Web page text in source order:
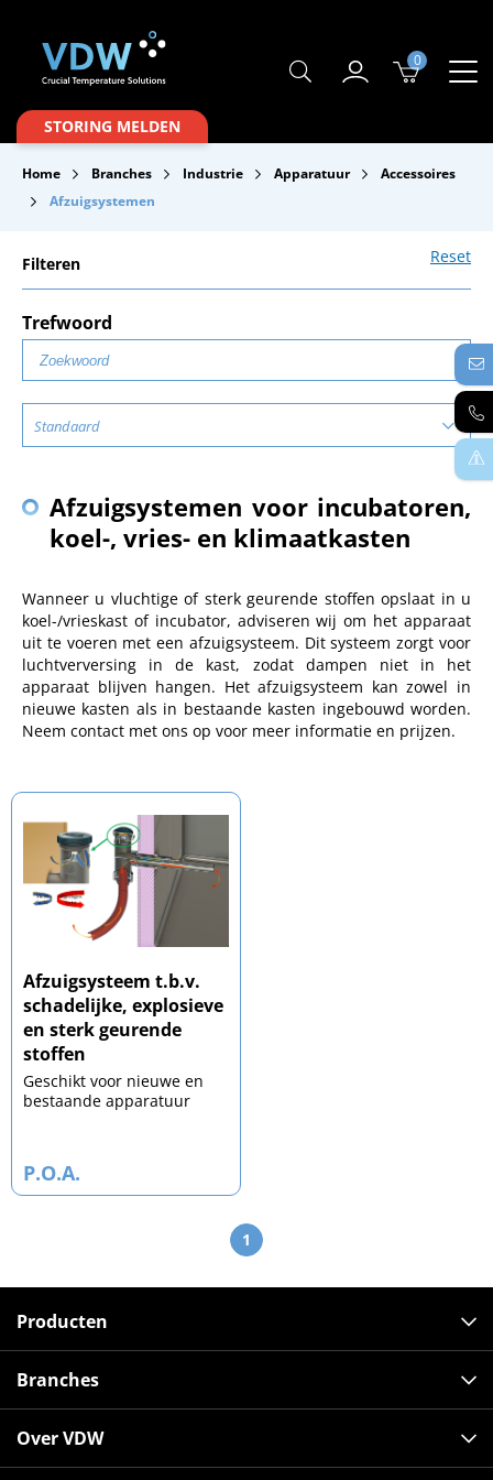
Producten
Branches
Merken
Service & Onderhoud
Contact
Downloads
0
STORING MELDEN
Home Branches Industrie Apparatuur
Accessoires
Afzuigsystemen
Filteren
Trefwoord
Reset
Standaard
Afzuigsystemen voor incubatoren,
koel-, vries- en klimaatkasten
Wanneer u vluchtige of sterk geurende stoffen opslaat in u
koel-/vrieskast of incubator, adviseren wij om het apparaat
uit te voeren met een afzuigsysteem. Dit systeem zorgt voor
luchtverversing in de kast, zodat dampen niet in het
apparaat blijven hangen. Het afzuigsysteem kan zowel in
nieuwe kasten als in bestaande kasten ingebouwd worden.
Neem contact met ons op voor meer informatie en prijzen.
Afzuigsysteem t.b.v.
schadelijke, explosieve
en sterk geurende
stoffen
Geschikt voor nieuwe en
bestaande apparatuur
P.O.A.
1
Producten
Branches
Over VDW